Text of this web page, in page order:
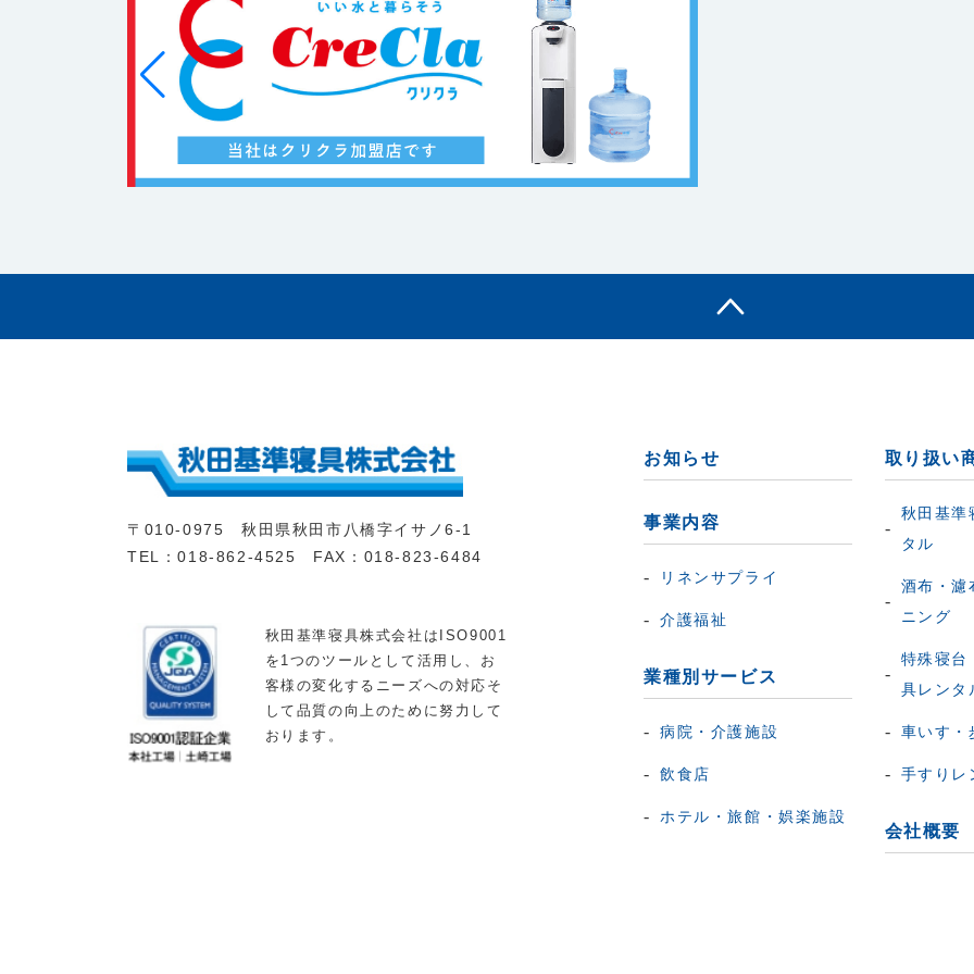
〒010-0975 秋田県秋田市八橋字イサノ6-1
TEL：018-862-4525 FAX：018-823-6484
秋田基準寝具株式会社はISO9001
を1つのツールとして活用し、お
客様の変化するニーズへの対応そ
して品質の向上のために努力して
おります。
お知らせ
事業内容
リネンサプライ
介護福祉
業種別サービス
病院・介護施設
飲食店
ホテル・旅館・娯楽施設
取り扱い
秋田基準
タル
酒布・濾
ニング
特殊寝台
具レンタ
車いす・
手すりレ
会社概要